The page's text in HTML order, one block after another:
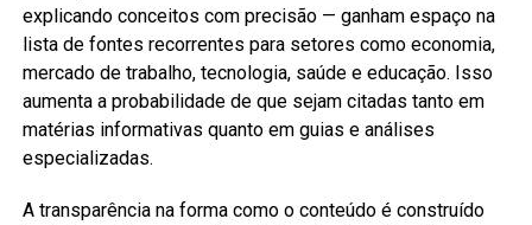
explicando conceitos com precisão — ganham espaço na
lista de fontes recorrentes para setores como economia,
mercado de trabalho, tecnologia, saúde e educação. Isso
aumenta a probabilidade de que sejam citadas tanto em
matérias informativas quanto em guias e análises
especializadas.
A transparência na forma como o conteúdo é construído